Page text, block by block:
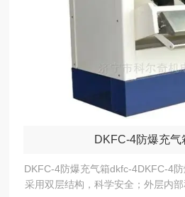
DKFC-4防爆充气
DKFC-4防爆充气箱dkfc-4DKFC-4
采用双层结构，科学安全；外层内部